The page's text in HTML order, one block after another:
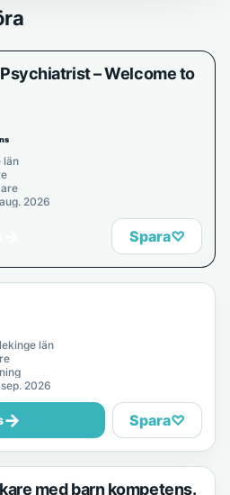
– Welcome to
län
2026
Spara♡
län
2026
→ Spara♡
med barn kompetens.